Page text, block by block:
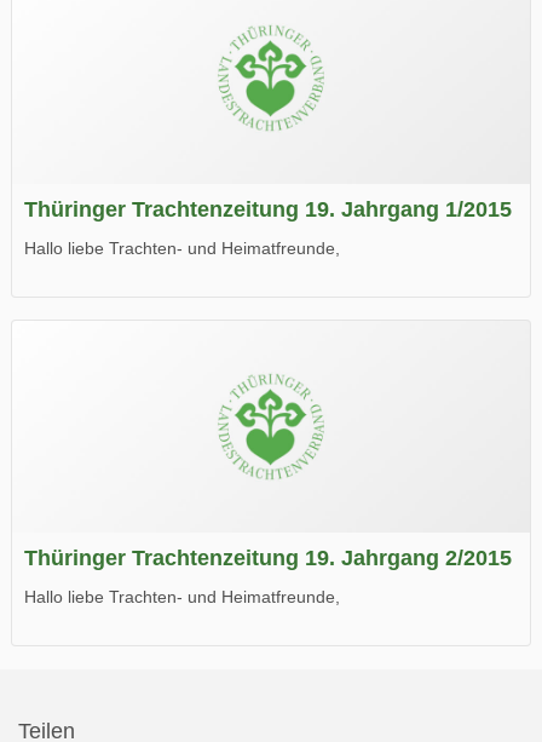
Thüringer Trachtenzeitung 19. Jahrgang 1/2015
Hallo liebe Trachten- und Heimatfreunde,
Wir wünschen Euch viel Spaß beim Lesen.
Thüringer Trachtenzeitung 19. Jahrgang 2/2015
Hallo liebe Trachten- und Heimatfreunde,
Teilen